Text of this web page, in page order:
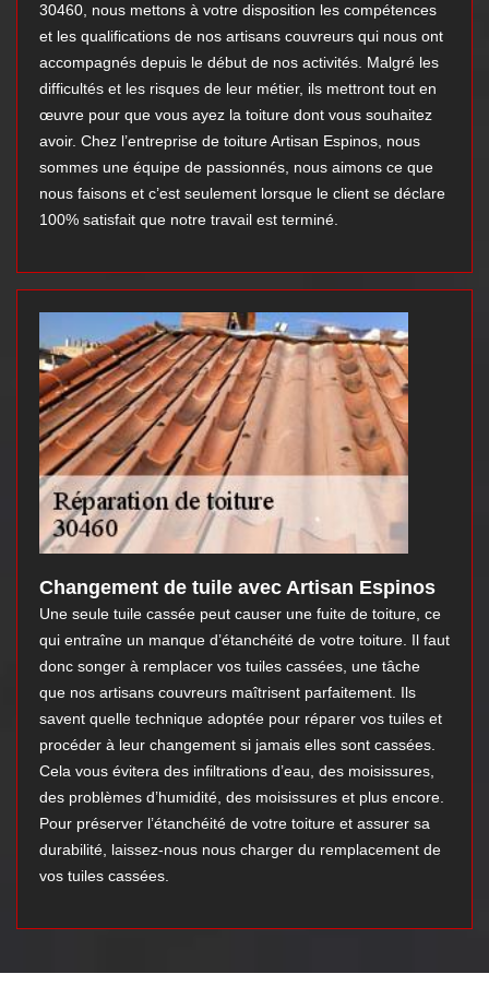
30460, nous mettons à votre disposition les compétences
et les qualifications de nos artisans couvreurs qui nous ont
accompagnés depuis le début de nos activités. Malgré les
difficultés et les risques de leur métier, ils mettront tout en
œuvre pour que vous ayez la toiture dont vous souhaitez
avoir. Chez l’entreprise de toiture Artisan Espinos, nous
sommes une équipe de passionnés, nous aimons ce que
nous faisons et c’est seulement lorsque le client se déclare
100% satisfait que notre travail est terminé.
Changement de tuile avec Artisan Espinos
Une seule tuile cassée peut causer une fuite de toiture, ce
qui entraîne un manque d’étanchéité de votre toiture. Il faut
donc songer à remplacer vos tuiles cassées, une tâche
que nos artisans couvreurs maîtrisent parfaitement. Ils
savent quelle technique adoptée pour réparer vos tuiles et
procéder à leur changement si jamais elles sont cassées.
Cela vous évitera des infiltrations d’eau, des moisissures,
des problèmes d’humidité, des moisissures et plus encore.
Pour préserver l’étanchéité de votre toiture et assurer sa
durabilité, laissez-nous nous charger du remplacement de
vos tuiles cassées.